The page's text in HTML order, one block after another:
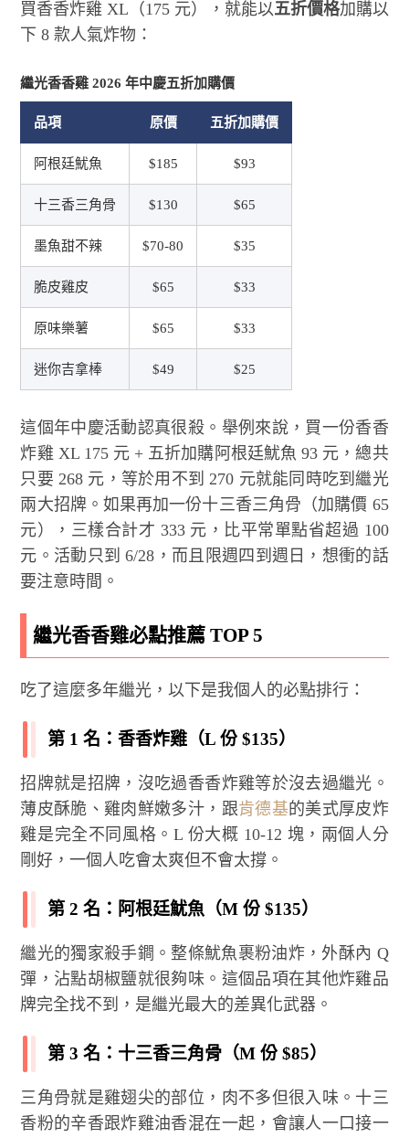
買香香炸雞 XL（175 元），就能以五折價格加購以
下 8 款人氣炸物：
繼光香香雞 2026 年中慶五折加購價
品項 原價 五折加購價
阿根廷魷魚 $185 $93
十三香三角骨 $130 $65
墨魚甜不辣 $70-80 $35
脆皮雞皮 $65 $33
原味樂薯 $65 $33
迷你吉拿棒 $49 $25
這個年中慶活動認真很殺。舉例來說，買一份香香
炸雞 XL 175 元 + 五折加購阿根廷魷魚 93 元，總共
只要 268 元，等於用不到 270 元就能同時吃到繼光
兩大招牌。如果再加一份十三香三角骨（加購價 65
元），三樣合計才 333 元，比平常單點省超過 100
元。活動只到 6/28，而且限週四到週日，想衝的話
要注意時間。
繼光香香雞必點推薦 TOP 5
吃了這麼多年繼光，以下是我個人的必點排行：
第 1 名：香香炸雞（L 份 $135）
招牌就是招牌，沒吃過香香炸雞等於沒去過繼光。
薄皮酥脆、雞肉鮮嫩多汁，跟肯德基的美式厚皮炸
雞是完全不同風格。L 份大概 10-12 塊，兩個人分
剛好，一個人吃會太爽但不會太撐。
第 2 名：阿根廷魷魚（M 份 $135）
繼光的獨家殺手鐧。整條魷魚裹粉油炸，外酥內 Q
彈，沾點胡椒鹽就很夠味。這個品項在其他炸雞品
牌完全找不到，是繼光最大的差異化武器。
第 3 名：十三香三角骨（M 份 $85）
三角骨就是雞翅尖的部位，肉不多但很入味。十三
香粉的辛香跟炸雞油香混在一起，會讓人一口接一